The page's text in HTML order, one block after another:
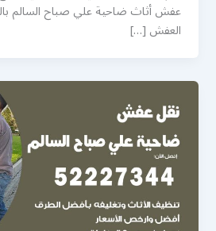
عفش أثاث ضاحية علي صباح السالم
العفش […]